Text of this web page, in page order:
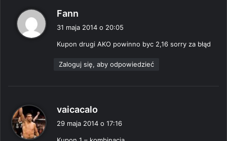
Fann
z
:
31 maja 2014 o 20:05
Kupon drugi AKO powinno byc 2,16 sorry za błąd
Zaloguj się, aby odpowiedzieć
vaicacalo
29 maja 2014 o 17:16